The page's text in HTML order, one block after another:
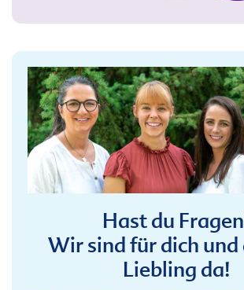
Hast du
Wir sind für dich und
Liebling da!